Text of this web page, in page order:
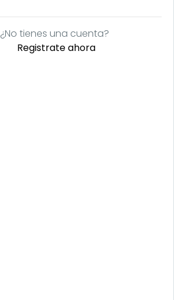
¿No tienes una cuenta?
Registrate ahora